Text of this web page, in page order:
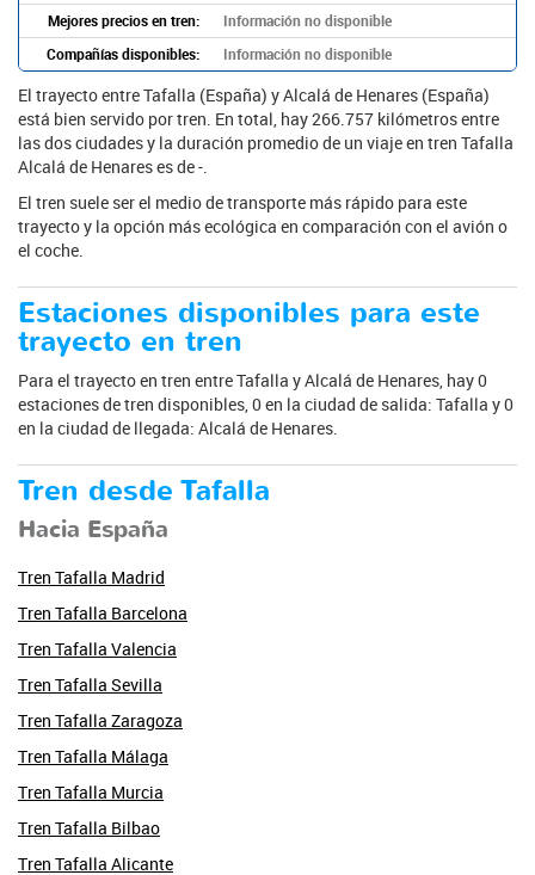
Mejores precios en tren:
Información no disponible
Compañías disponibles:
Información no disponible
El trayecto entre Tafalla (España) y Alcalá de Henares (España)
está bien servido por tren. En total, hay 266.757 kilómetros entre
las dos ciudades y la duración promedio de un viaje en tren Tafalla
Alcalá de Henares es de -.
El tren suele ser el medio de transporte más rápido para este
trayecto y la opción más ecológica en comparación con el avión o
el coche.
Estaciones disponibles para este
trayecto en tren
Para el trayecto en tren entre Tafalla y Alcalá de Henares, hay 0
estaciones de tren disponibles, 0 en la ciudad de salida: Tafalla y 0
en la ciudad de llegada: Alcalá de Henares.
Tren desde Tafalla
Hacia España
Tren Tafalla Madrid
Tren Tafalla Barcelona
Tren Tafalla Valencia
Tren Tafalla Sevilla
Tren Tafalla Zaragoza
Tren Tafalla Málaga
Tren Tafalla Murcia
Tren Tafalla Bilbao
Tren Tafalla Alicante